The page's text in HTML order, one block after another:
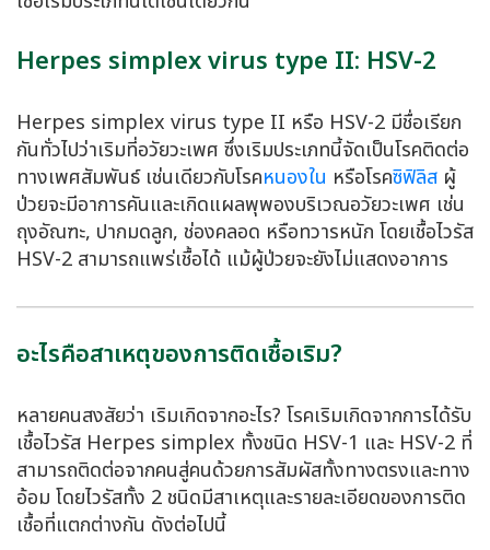
Herpes simplex virus type II: HSV-2
Herpes simplex virus type II หรือ HSV-2 มีชื่อเรียก
กันทั่วไปว่าเริมที่อวัยวะเพศ ซึ่งเริมประเภทนี้จัดเป็นโรคติดต่อ
ทางเพศสัมพันธ์ เช่นเดียวกับโรคหนองใน หรือโรคซิฟิลิส ผู้
ป่วยจะมีอาการคันและเกิดแผลพุพองบริเวณอวัยวะเพศ เช่น
ถุงอัณฑะ, ปากมดลูก, ช่องคลอด หรือทวารหนัก โดยเชื้อไวรัส
HSV-2 สามารถแพร่เชื้อได้ แม้ผู้ป่วยจะยังไม่แสดงอาการ
อะไรคือสาเหตุของการติดเชื้อเริม?
หลายคนสงสัยว่า เริมเกิดจากอะไร? โรคเริมเกิดจากการได้รับ
เชื้อไวรัส Herpes simplex ทั้งชนิด HSV-1 และ HSV-2 ที่
สามารถติดต่อจากคนสู่คนด้วยการสัมผัสทั้งทางตรงและทาง
อ้อม โดยไวรัสทั้ง 2 ชนิดมีสาเหตุและรายละเอียดของการติด
เชื้อที่แตกต่างกัน ดังต่อไปนี้